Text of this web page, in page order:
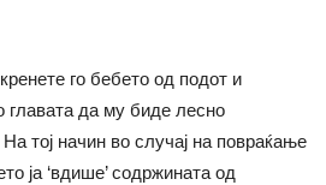
го бебето од подот и
главата да му биде лесно
тој начин во случај на повраќање
ја ‘вдише’ содржината од